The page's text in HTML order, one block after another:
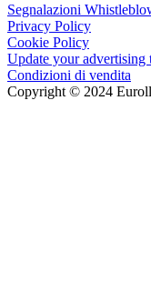
Segnalazioni
Privacy Policy
Cookie Policy
Update your advertising
Condizioni di vendita
Copyright © 2024